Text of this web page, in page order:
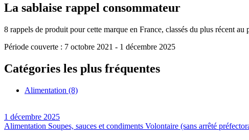
La sablaise rappel consommateur
8 rappels de produit pour cette marque en France, classés du plus récent
Période couverte : 7 octobre 2021 - 1 décembre 2025
Catégories les plus fréquentes
Alimentation (8)
1 décembre 2025
Alimentation Soupes, sauces et condiments Volontaire (sans arrêté